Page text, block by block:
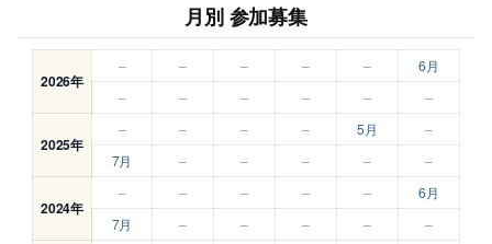
月別 参加募集
2026年
– – – – –
6月
–
– – – – –
2025年
– – – – 5月
–
7月
– – – – –
2024年
– – – – –
6月
7月
– – – – –